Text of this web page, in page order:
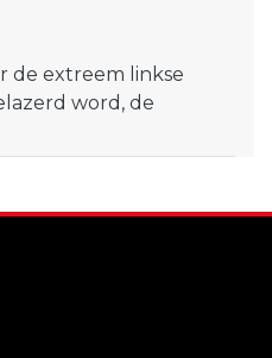
de extreem linkse
word, de